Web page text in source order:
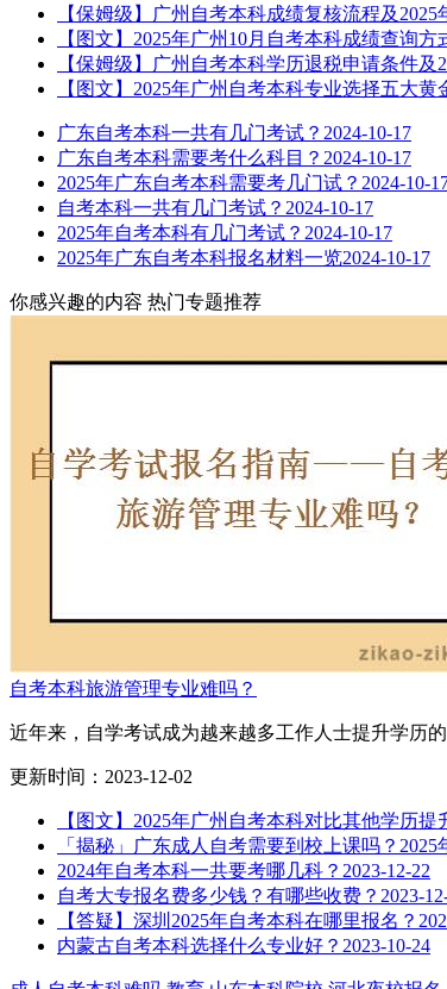
【保姆级】广州自考本科成绩复核流程及2025
【图文】2025年广州10月自考本科成绩查询方
【保姆级】广州自考本科学历退税申请条件及
【图文】2025年广州自考本科专业选择五大黄
广东自考本科一共有几门考试？ 2024-10-17
广东自考本科需要考什么科目？ 2024-10-17
2025年广东自考本科需要考几门试？ 2024-10-
自考本科一共有几门考试？ 2024-10-17
2025年自考本科有几门考试？ 2024-10-17
2025年广东自考本科报名材料一览2024-10-17
你感兴趣的内容 热门专题推荐
自考本科旅游管理专业难吗？
近年来，自学考试成为越来越多工作人士提升学历
更新时间：2023-12-02
【图文】2025年广州自考本科对比其他学历提
「揭秘」广东成人自考需要到校上课吗？
2024年自考本科一共要考哪几科？ 2023-12-22
自考大专报名费多少钱？有哪些收费？ 2023-
【答疑】深圳2025年自考本科在哪里报名？
内蒙古自考本科选择什么专业好？ 2023-10-24